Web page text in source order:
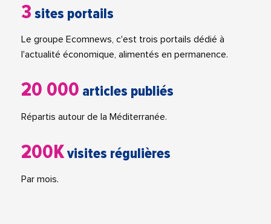
3 sites portails
Le groupe Ecomnews, c'est trois portails dédié à
l'actualité économique, alimentés en permanence.
20 000 articles publiés
Répartis autour de la Méditerranée.
200Kvisites régulières
Par mois.